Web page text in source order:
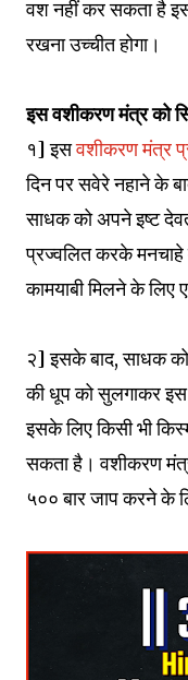
वश नहीं कर सकता है
रखना उच्चीत होगा।
इस वशीकरण मंत्र को
१] इसवशीकरण मंत्र
दिन पर सवेरे नहाने के
साधक को अपने इष्ट
प्रज्वलित करके
कामयाबी मिलने के लिए
२] इसके बाद, साधक
की धूप को सुलगाकर इस
इसके लिए किसी भी
सकता है। वशीकरण
५०० बार जाप करने के